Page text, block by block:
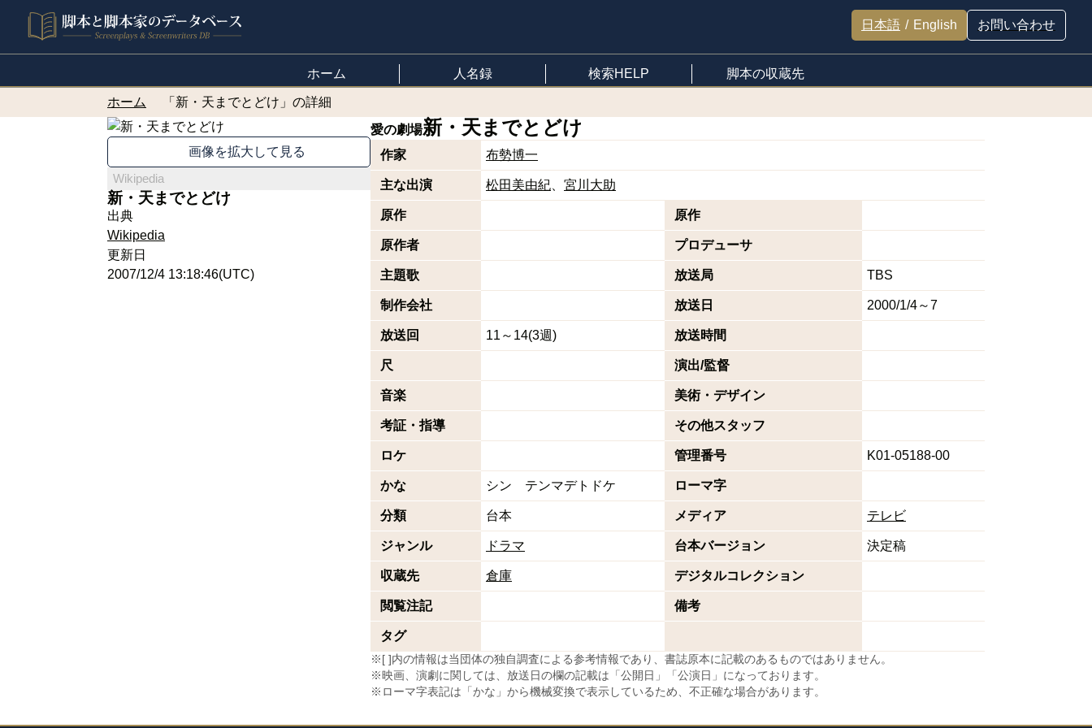
日本語 / English お問い合わせ
ホーム 人名録 検索HELP 脚本の収蔵先
ホーム 「新・天までとどけ」の詳細
画像を拡大して見る
Wikipedia
新・天までとどけ
出典
Wikipedia
更新日
2007/12/4 13:18:46(UTC)
愛の劇場新・天までとどけ
作家 布勢博一
主な出演 松田美由紀 宮川大助
原作 原作
原作者 プロデューサ
主題歌 放送局 TBS
制作会社 放送日 2000/1/4～7
放送回 11～14(3週) 放送時間
尺 演出/監督
音楽 美術・デザイン
考証・指導 その他スタッフ
ロケ 管理番号 K01-05188-00
かな シン テンマデトドケ ローマ字
分類 台本 メディア テレビ
ジャンル ドラマ 台本バージョン 決定稿
収蔵先 倉庫 デジタルコレクション
閲覧注記 備考
タグ
※[ ]内の情報は当団体の独自調査による参考情報であり、書誌原本に記載のあるものではありません。
※映画、演劇に関しては、放送日の欄の記載は「公開日」「公演日」になっております。
※ローマ字表記は「かな」から機械変換で表示しているため、不正確な場合があります。